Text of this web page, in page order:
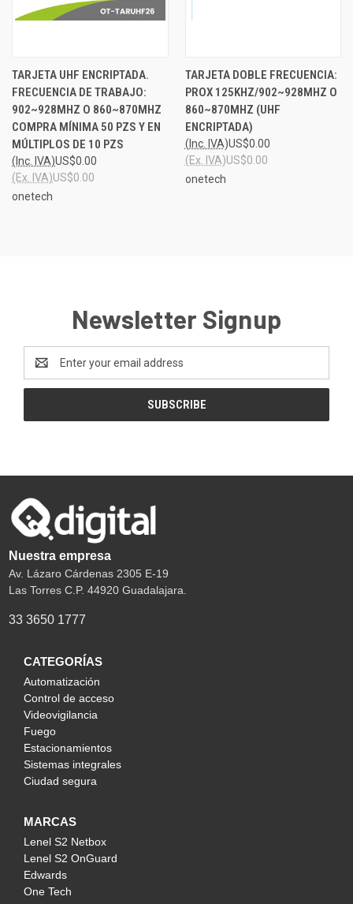
TARJETA UHF ENCRIPTADA.
FRECUENCIA DE TRABAJO:
902~928MHZ O 860~870MHZ
COMPRA MÍNIMA 50 PZS Y EN
MÚLTIPLOS DE 10 PZS
US$0.00
(Inc. IVA)
US$0.00
(Ex. IVA)
onetech
TARJETA DOBLE FRECUENCIA:
PROX 125KHZ/902~928MHZ O
860~870MHZ (UHF
ENCRIPTADA)
US$0.00
(Inc. IVA)
US$0.00
(Ex. IVA)
onetech
Newsletter Signup
Address
Nuestra empresa
Av. Lázaro Cárdenas 2305 E-19
Las Torres C.P. 44920 Guadalajara.
33 3650 1777
CATEGORÍAS
Automatización
Control de acceso
Videovigilancia
Fuego
Estacionamientos
Sistemas integrales
Ciudad segura
MARCAS
Lenel S2 Netbox
Lenel S2 OnGuard
Edwards
One Tech